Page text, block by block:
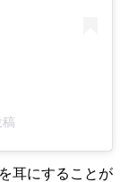
耳にすることが